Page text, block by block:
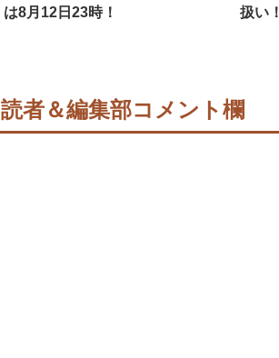
は8月12日23時！
扱い！
読者＆編集部コメント欄